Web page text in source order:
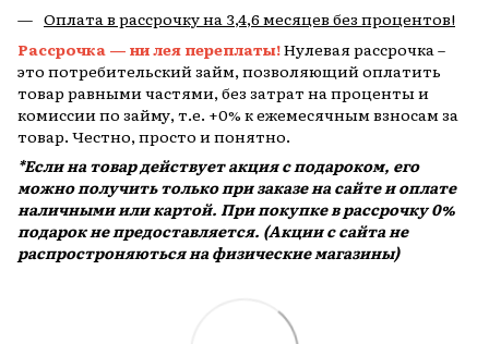
Оплата в рассрочку на 3,4,6 месяцев без процентов!
Рассрочка — ни лея переплаты!Нулевая рассрочка –
это потребительский займ, позволяющий оплатить
товар равными частями, без затрат на проценты и
комиссии по займу, т.е. +0% к ежемесячным взносам за
товар. Честно, просто и понятно.
*Если на товар действует акция с подароком, его
можно получить только при заказе на сайте и оплате
наличными или картой. При покупке в рассрочку 0%
подарок не предоставляется. (Акции с сайта не
распростроняються на физические магазины)